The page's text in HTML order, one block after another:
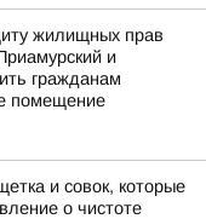
жилищных прав
и
гражданам
помещение
и совок, которые
о чистоте